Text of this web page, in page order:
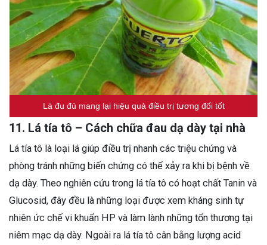
Lá đu đủ mang lại hiệu quả điều trị tương đối tốt
11. Lá tía tô – Cách chữa đau dạ dày tại nhà
Lá tía tô là loại lá giúp điều trị nhanh các triệu chứng và
phòng tránh những biến chứng có thể xảy ra khi bị bệnh về
dạ dày. Theo nghiên cứu trong lá tía tô có hoạt chất Tanin và
Glucosid, đây đều là những loại được xem kháng sinh tự
nhiên ức chế vi khuẩn HP và làm lành những tổn thương tại
niêm mạc dạ dày. Ngoài ra lá tía tô cân bằng lượng acid